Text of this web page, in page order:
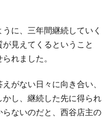
に、三年間継続していく
見えてくるということ
れました。
がない日々に向き合い、
し、継続した先に得られ
ないのだと、西谷店主の